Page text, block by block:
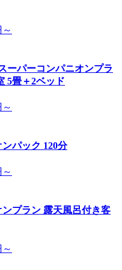
～
ーパーコンパニオンプラ
5畳＋2ベッド
パック 120分
～
プラン 露天風呂付き客
～